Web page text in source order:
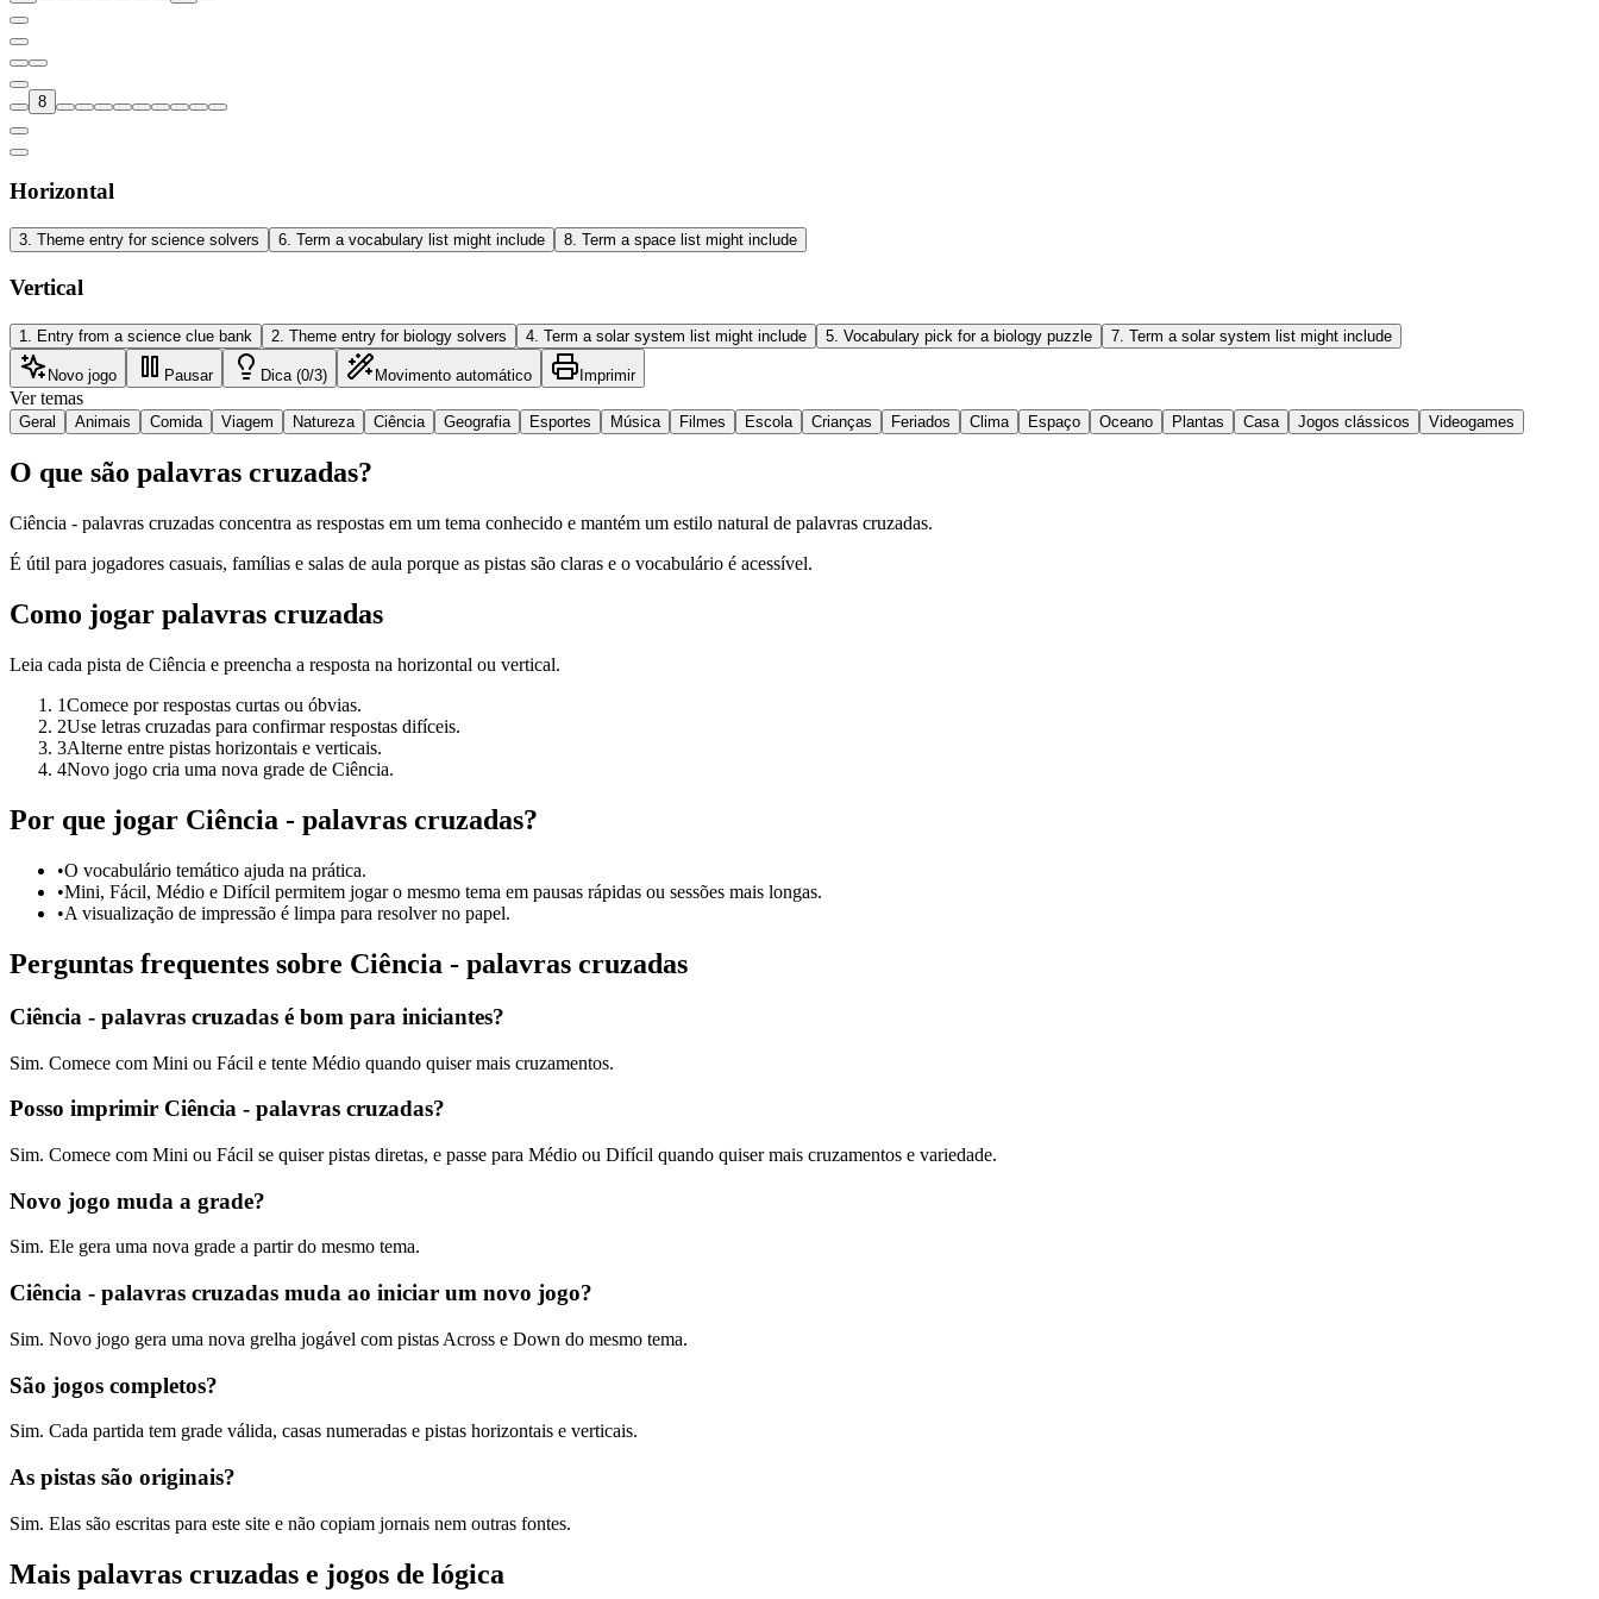
8
Horizontal
3. Theme entry for science solvers 6. Term a vocabulary list might include 8. Term a space list might include
Vertical
1 Entry from a science clue bank 2 Theme entry for biology solvers 4 Term a solar system list might include 5 Vocabulary pick for a biology puzzle 7 Term a solar system list might include
Novo jogo Pausar Dica (0/3) Movimento automático Imprimir
Ver temas
Geral Animais Comida Viagem Natureza Ciência Geografia Esportes Música Filmes Escola Crianças Feriados Clima Espaço Oceano Plantas Casa Jogos clássicos Videogames
O que são palavras cruzadas?
Ciência - palavras cruzadas concentra as respostas em um tema conhecido e mantém um estilo natural de palavras cruzadas.
É útil para jogadores casuais, famílias e salas de aula porque as pistas são claras e o vocabulário é acessível.
Como jogar palavras cruzadas
Leia cada pista de Ciência e preencha a resposta na horizontal ou vertical.
1Comece por respostas curtas ou óbvias.
2Use letras cruzadas para confirmar respostas difíceis.
3Alterne entre pistas horizontais e verticais.
4Novo jogo cria uma nova grade de Ciência.
Por que jogar Ciência - palavras cruzadas?
•O vocabulário temático ajuda na prática.
•Mini, Fácil, Médio e Difícil permitem jogar o mesmo tema em pausas rápidas ou sessões mais longas.
•A visualização de impressão é limpa para resolver no papel.
Perguntas frequentes sobre Ciência - palavras cruzadas
Ciência - palavras cruzadas é bom para iniciantes?
Sim. Comece com Mini ou Fácil e tente Médio quando quiser mais cruzamentos.
Posso imprimir Ciência - palavras cruzadas?
Sim. Comece com Mini ou Fácil se quiser pistas diretas, e passe para Médio ou Difícil quando quiser mais cruzamentos e variedade.
Novo jogo muda a grade?
Sim. Ele gera uma nova grade a partir do mesmo tema.
Ciência - palavras cruzadas muda ao iniciar um novo jogo?
Sim. Novo jogo gera uma nova grelha jogável com pistas Across e Down do mesmo tema.
São jogos completos?
Sim. Cada partida tem grade válida, casas numeradas e pistas horizontais e verticais.
As pistas são originais?
Sim. Elas são escritas para este site e não copiam jornais nem outras fontes.
Mais palavras cruzadas e jogos de lógica